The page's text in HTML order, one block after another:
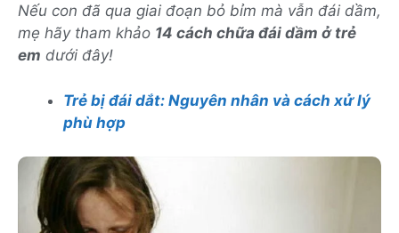
Nếu con đã qua giai đoạn bỏ bỉm mà vẫn đái dầm,
mẹ hãy tham khảo 14 cách chữa đái dầm ở trẻ
em dưới đây!
Trẻ bị đái dắt: Nguyên nhân và cách xử lý
phù hợp